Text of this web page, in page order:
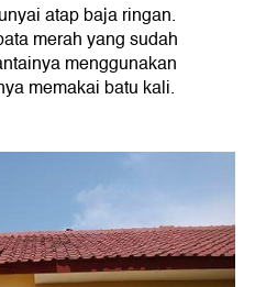
atap baja ringan.
merah yang sudah
menggunakan
memakai batu kali.